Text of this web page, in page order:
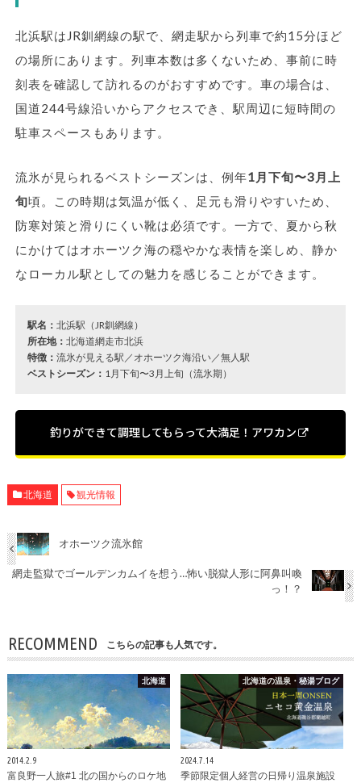
北浜駅はJR釧網線の駅で、網走駅から列車で約15分ほど
の場所にあります。列車本数は多くないため、事前に時
刻表を確認して訪れるのがおすすめです。車の場合は、
国道244号線沿いからアクセスでき、駅周辺に短時間の
駐車スペースもあります。
流氷が見られるベストシーズンは、例年1月下旬〜3月上
旬頃。この時期は気温が低く、足元も滑りやすいため、
防寒対策と滑りにくい靴は必須です。一方で、夏から秋
にかけてはオホーツク海の穏やかな表情を楽しめ、静か
なローカル駅としての魅力を感じることができます。
駅名： 北浜駅（JR釧網線）
所在地： 北海道網走市北浜
特徴： 流氷が見える駅／オホーツク海沿い／無人駅
ベストシーズン： 1月下旬〜3月上旬（流氷期）
釣りができて調理してもらって大満足！アワカン
北海道 観光情報
オホーツク流氷館
網走監獄でゴールデンカムイを想う…怖い脱獄人形に阿鼻叫喚
っ！？
RECOMMEND こちらの記事も人気です。
北海道
2014.2.9
富良野一人旅#1 北の国からのロケ地
北海道の温泉・秘湯ブログ
2024.7.14
季節限定個人経営の日帰り温泉施設